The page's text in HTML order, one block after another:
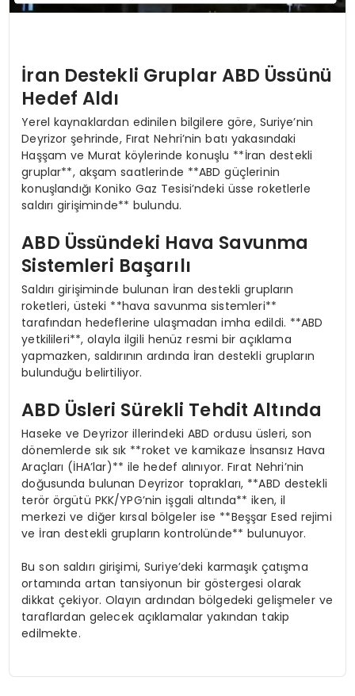
İran Destekli Gruplar ABD Üssünü
Hedef Aldı
Yerel kaynaklardan edinilen bilgilere göre, Suriye’nin
Deyrizor şehrinde, Fırat Nehri’nin batı yakasındaki
Haşşam ve Murat köylerinde konuşlu **İran destekli
gruplar**, akşam saatlerinde **ABD güçlerinin
konuşlandığı Koniko Gaz Tesisi’ndeki üsse roketlerle
saldırı girişiminde** bulundu.
ABD Üssündeki Hava Savunma
Sistemleri Başarılı
Saldırı girişiminde bulunan İran destekli grupların
roketleri, üsteki **hava savunma sistemleri**
tarafından hedeflerine ulaşmadan imha edildi. **ABD
yetkilileri**, olayla ilgili henüz resmi bir açıklama
yapmazken, saldırının ardında İran destekli grupların
bulunduğu belirtiliyor.
ABD Üsleri Sürekli Tehdit Altında
Haseke ve Deyrizor illerindeki ABD ordusu üsleri, son
dönemlerde sık sık **roket ve kamikaze İnsansız Hava
Araçları (İHA’lar)** ile hedef alınıyor. Fırat Nehri’nin
doğusunda bulunan Deyrizor toprakları, **ABD destekli
terör örgütü PKK/YPG’nin işgali altında** iken, il
merkezi ve diğer kırsal bölgeler ise **Beşşar Esed rejimi
ve İran destekli grupların kontrolünde** bulunuyor.
Bu son saldırı girişimi, Suriye’deki karmaşık çatışma
ortamında artan tansiyonun bir göstergesi olarak
dikkat çekiyor. Olayın ardından bölgedeki gelişmeler ve
taraflardan gelecek açıklamalar yakından takip
edilmekte.